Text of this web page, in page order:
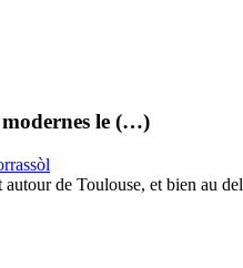
modernes le (…)
autour de Toulouse, et bien au